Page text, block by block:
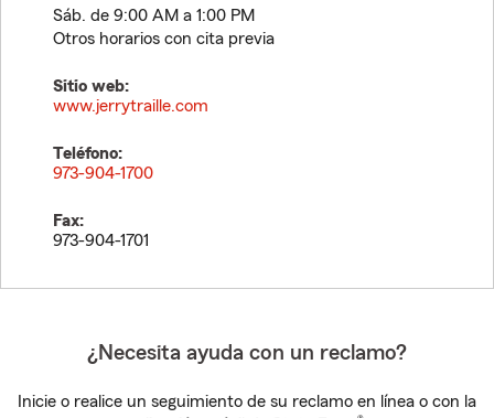
Sáb. de 9:00 AM a 1:00 PM
Otros horarios con cita previa
Sitio web:
www.jerrytraille.com
Teléfono:
973-904-1700
Fax:
973-904-1701
¿Necesita ayuda con un reclamo?
Inicie o realice un seguimiento de su reclamo en línea o con la